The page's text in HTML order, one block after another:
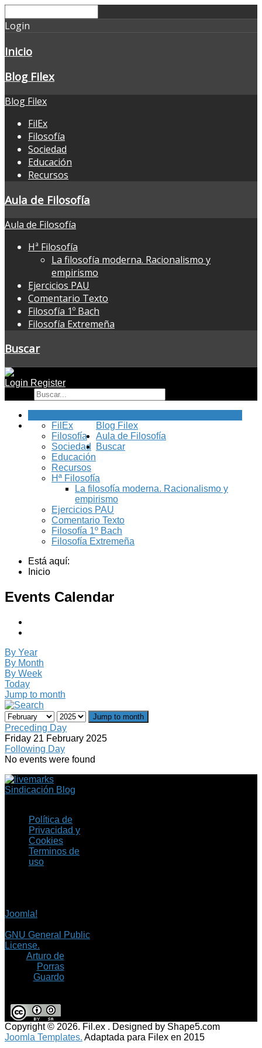
Login
Inicio
Blog Filex
Blog Filex
FilEx
Filosofía
Sociedad
Educación
Recursos
Aula de Filosofía
Aula de Filosofía
Hª Filosofía
La filosofía moderna. Racionalismo y
empirismo
Ejercicios PAU
Comentario Texto
Filosofía 1º Bach
Filosofía Extremeña
Buscar
Login Register
Blog Filex
FilEx
Filosofía
Sociedad
Educación
Recursos
Aula de Filosofía
Hª Filosofía
La filosofía moderna. Racionalismo y
empirismo
Ejercicios PAU
Comentario Texto
Filosofía 1º Bach
Filosofía Extremeña
Buscar
Está aquí:
Inicio
Events Calendar
By Year
By Month
By Week
Today
Jump to month
Jump to month
Preceding Day
Friday 21 February 2025
Following Day
No events were found
Sindicación Blog
Política de
Privacidad y
Cookies
Terminos de
uso
Joomla!
GNU General Public
License.
Arturo de
Porras
Guardo
Copyright © 2026. Fil.ex . Designed by Shape5.com
Joomla Templates. Adaptada para Filex en 2015